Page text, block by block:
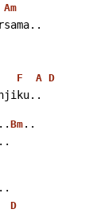
Am
F A D
.. Bm ..
..
D